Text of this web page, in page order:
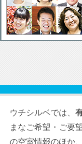
ウチシルベでは、
まなご希望・ご要
の空室情報のほか